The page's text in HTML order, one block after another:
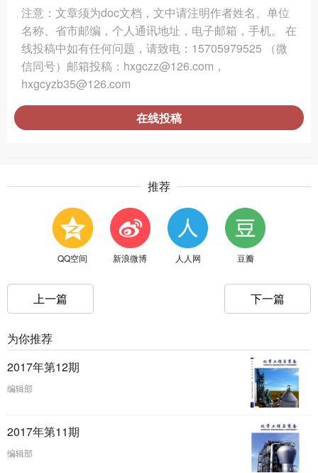
注意：文章须为doc文档，文中请注明作者姓名、单位
名称、省市邮编，个人通讯地址，电子邮箱，手机。 在
线投稿中如有任何问题，请致电：15705979525 （微
信同号）邮箱投稿：hxgczz@126.com，
hxgcyzb35@126.com
在线投稿
推荐
QQ空间 新浪微博 人人网 豆瓣
上一篇 下一篇
为你推荐
2017年第12期
编辑部
2017年第11期
编辑部